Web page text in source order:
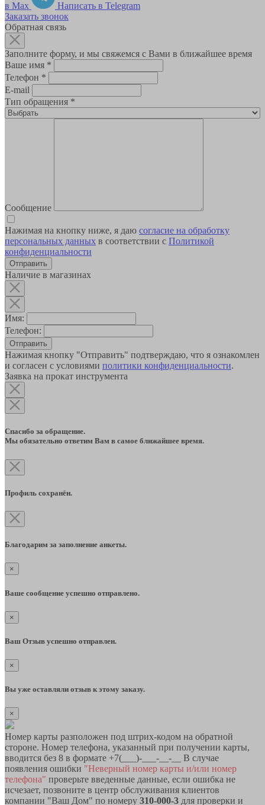
в Max
Написать в Telegram
Заказать звонок
Обратная связь
Заполните форму, и мы свяжемся с Вами в ближайшее время
Ваше имя *
Телефон *
E-mail
Тип обращения *
Сообщение
Нажимая на кнопку ниже, я даю согласие на обработку
персональных данных в соответствии с Политикой
конфиденциальности
Наличие в магазинах
Имя:
Телефон:
Отправить
Нажимая кнопку "Отправить" подтверждаю, что я ознакомлен
и согласен с условиями политики конфиденциальности.
Заявка на прокат инструмента
Спасибо за обращение.
Мы обязательно ответим Вам в самое ближайшее время.
Профиль сохранён.
Благодарим за заполнение анкеты.
×
Ваше сообщение успешно отправлено.
×
Ваш Отзыв успешно отправлен.
×
Вы уже оставляли отзыв к этому заказу.
×
Номер карты разположен под штрих-кодом на обратной
стороне. Номер телефона, указанный при получении карты,
вводится без 8 в формате +7(___)-___-__-__ В случае
появления ошибки "Неверный номер карты и/или номер
телефона" проверьте введенные данные, если ошибка не
исчезает, позвоните в центр обслуживания клиентов
компании "Ваш Дом" по номеру 310-000-3 для проверки и